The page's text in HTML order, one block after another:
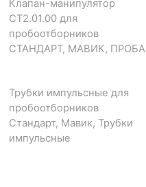
Клапан-манипулятор
СТ2.01.00 для
пробоотборников
СТАНДАРТ, МАВИК, ПРОБА
Трубки импульсные для
пробоотборников
Стандарт, Мавик, Трубки
импульсные